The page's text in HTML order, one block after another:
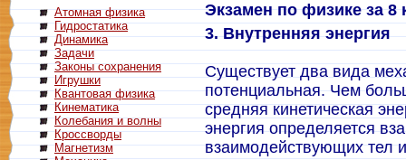
Атомная физика
Гидростатика
Динамика
Задачи
Законы сохранения
Игрушки
Квантовая физика
Кинематика
Колебания и волны
Кроссворды
Магнетизм
Экзамен по физике за 8
3. Внутренняя энергия
Существует два вида
потенциальная. Чем
средняя кинетическая
энергия определяется
взаимодействующих тел